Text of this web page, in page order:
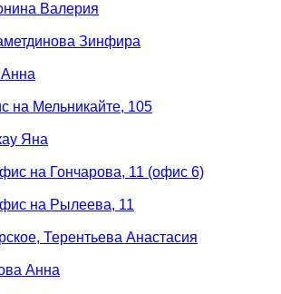
Валерия
Зинфира
на Мельникайте, 105
Яна
на Гончарова, 11 (офис 6)
на Рылеева, 11
Терентьева Анастасия
Анна